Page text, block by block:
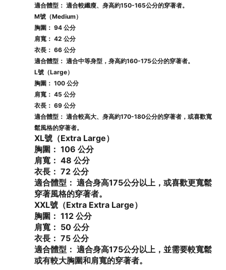
適合體型： 適合較纖瘦、身高約150-165公分的穿著者。
M號（Medium）
胸圍： 94 公分
肩寬： 42 公分
衣長： 66 公分
適合體型： 適合中等身型，身高約160-175公分的穿著者。
L號（Large）
胸圍： 100 公分
肩寬： 45 公分
衣長： 69 公分
適合體型： 適合較高大、身高約170-180公分的穿著者，或喜歡寬
鬆風格的穿著者。
XL號（Extra Large）
胸圍： 106 公分
肩寬： 48 公分
衣長： 72 公分
適合體型： 適合身高175公分以上，或喜歡更寬鬆
穿著風格的穿著者。
XXL號（Extra Extra Large）
胸圍： 112 公分
肩寬： 50 公分
衣長： 75 公分
適合體型： 適合身高175公分以上，並需要較寬鬆
或有較大胸圍和肩寬的穿著者。